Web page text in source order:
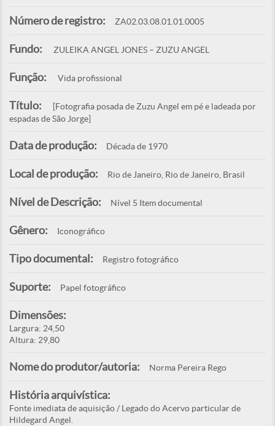
Número de registro: ZA02.03.08.01.01.0005
Fundo: ZULEIKA ANGEL JONES – ZUZU ANGEL
Função: Vida profissional
Título:
[Fotografia posada de Zuzu Angel em pé e ladeada por
espadas de São Jorge]
Data de produção: Década de 1970
Local de produção: Rio de Janeiro, Rio de Janeiro, Brasil
Nível de Descrição: Nível 5 Item documental
Gênero: Iconográfico
Tipo documental: Registro fotográfico
Suporte: Papel fotográfico
Dimensões:
Largura: 24,50
Altura: 29,80
Nome do produtor/autoria: Norma Pereira Rego
História arquivística:
Fonte imediata de aquisição / Legado do Acervo particular de
Hildegard Angel.